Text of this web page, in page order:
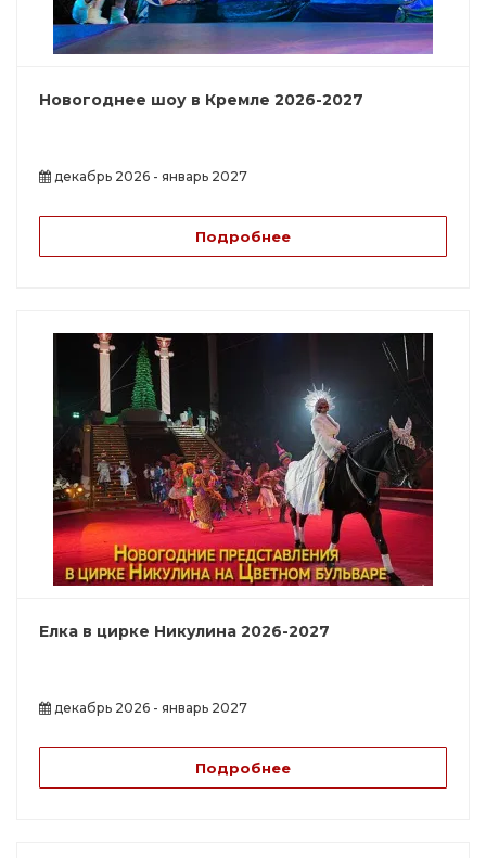
Новогоднее шоу в Кремле 2026-2027
декабрь 2026 - январь 2027
Подробнее
Елка в цирке Никулина 2026-2027
декабрь 2026 - январь 2027
Подробнее